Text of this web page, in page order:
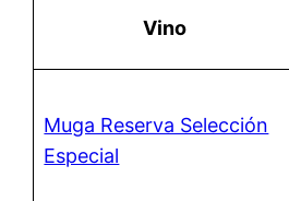
Vino
Muga Reserva Selección
Especial